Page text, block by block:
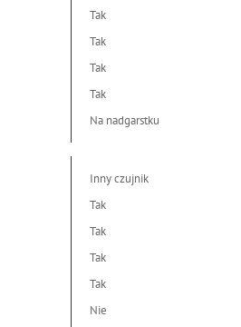
Tak
Tak
Tak
Tak
Na nadgarstku
Inny czujnik
Tak
Tak
Tak
Tak
Nie